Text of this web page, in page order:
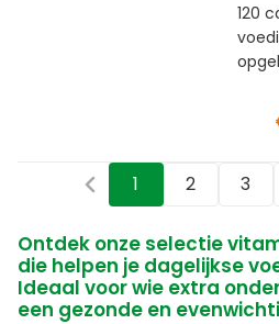
120
1 2 3
Ontdek onze selectie
die helpen je dagelijkse
Ideaal voor wie extra
een gezonde en